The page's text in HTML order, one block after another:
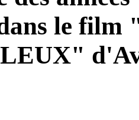
le film